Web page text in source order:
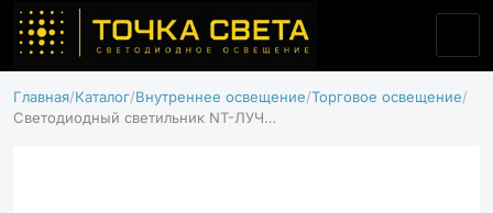
Главная Каталог Внутреннее освещение Торговое освещение
Светодиодный светильник NT-ЛУЧ 31